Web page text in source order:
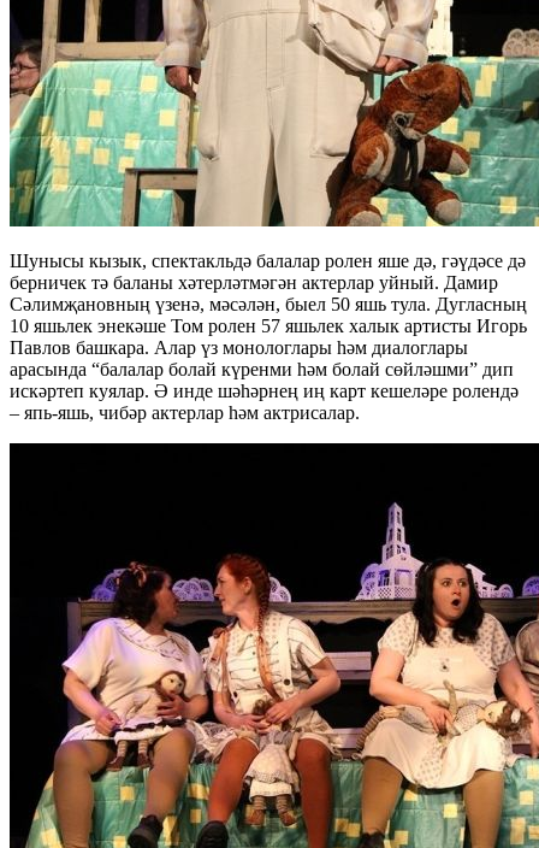
Шунысы кызык, спектакльдә балалар ролен яше дә, гәүдәсе дә
берничек тә баланы хәтерләтмәгән актерлар уйный. Дамир
Сәлимҗановның үзенә, мәсәлән, быел 50 яшь тула. Дугласның
10 яшьлек энекәше Том ролен 57 яшьлек халык артисты Игорь
Павлов башкара. Алар үз монологлары һәм диалоглары
арасында “балалар болай күренми һәм болай сөйләшми” дип
искәртеп куялар. Ә инде шәһәрнең иң карт кешеләре ролендә
– япь-яшь, чибәр актерлар һәм актрисалар.